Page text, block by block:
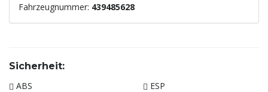
Fahrzeugnummer: 439485628
Sicherheit:
ABS
ESP